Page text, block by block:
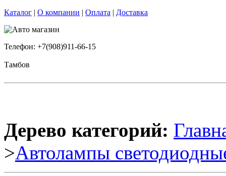
Каталог | О компании | Оплата | Доставка
Телефон: +7(908)911-66-15
Тамбов
Дерево категорий:
>Автолампы